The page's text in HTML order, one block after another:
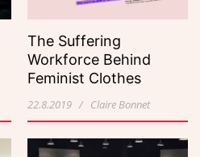
The Suffering
Workforce Behind
Feminist Clothes
22.8.2019 / Claire Bonnet